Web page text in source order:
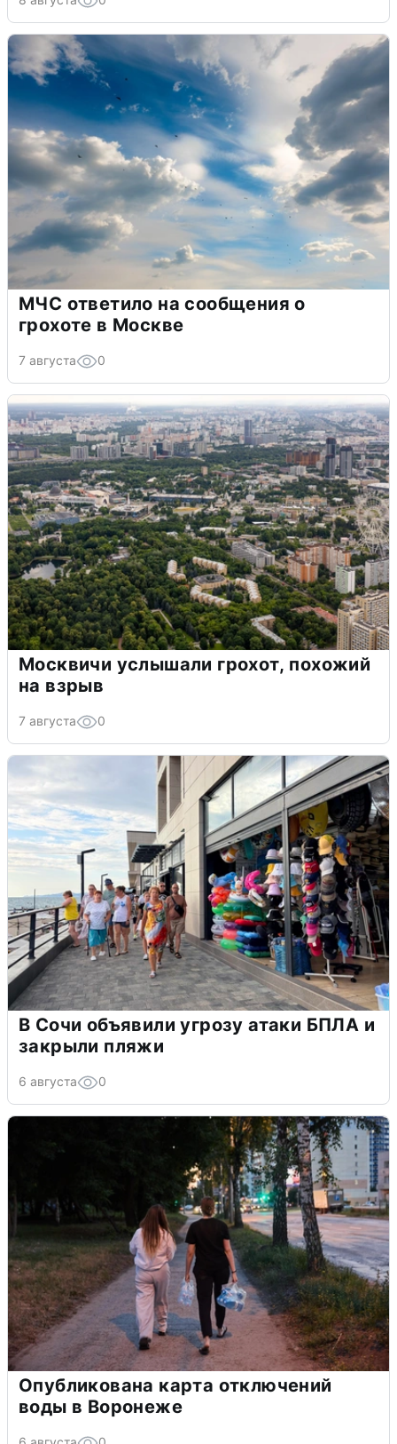
МЧС ответило на сообщения о
грохоте в Москве
7 августа 0
Москвичи услышали грохот, похожий
на взрыв
7 августа 0
В Сочи объявили угрозу атаки БПЛА и
закрыли пляжи
6 августа 0
Опубликована карта отключений
воды в Воронеже